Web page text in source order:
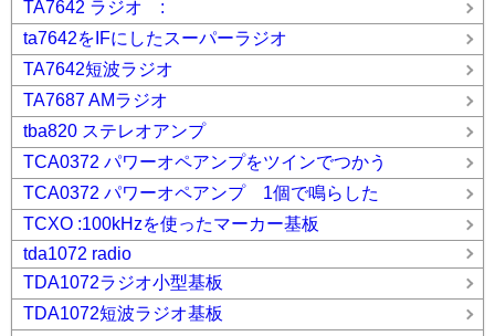
TA7642 ラジオ :
ta7642をIFにしたスーパーラジオ
TA7642短波ラジオ
TA7687 AMラジオ
tba820 ステレオアンプ
TCA0372 パワーオペアンプをツインでつかう
TCA0372 パワーオペアンプ 1個で鳴らした
TCXO :100kHzを使ったマーカー基板
tda1072 radio
TDA1072ラジオ小型基板
TDA1072短波ラジオ基板